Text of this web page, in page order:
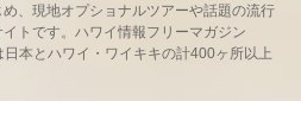
、現地オプショナルツアーや話題の流行
トです。ハワイ情報フリーマガジン
本とハワイ・ワイキキの計400ヶ所以上